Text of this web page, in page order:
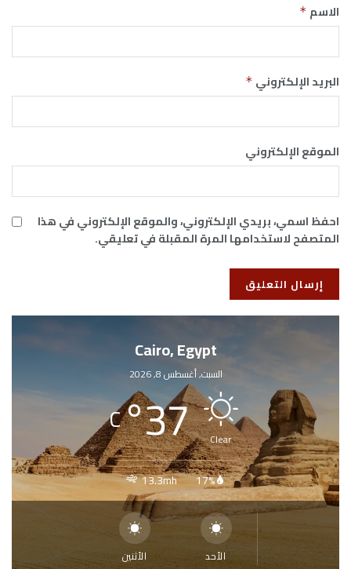
الاسم *
البريد الإلكتروني *
الموقع الإلكتروني
احفظ اسمي، بريدي الإلكتروني، والموقع الإلكتروني في هذا
المتصفح لاستخدامها المرة المقبلة في تعليقي.
Cairo, Egypt
السبت, أغسطس 8, 2026
Clear
37
°
C
17%
13.3mh
الأحد الأثنين